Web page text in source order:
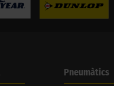
Pneumàtics